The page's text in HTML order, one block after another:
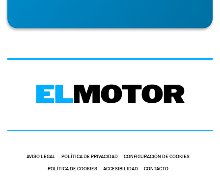
AVISO LEGAL POLÍTICA DE PRIVACIDAD CONFIGURACIÓN DE COOKIES
POLÍTICA DE COOKIES ACCESIBILIDAD CONTACTO